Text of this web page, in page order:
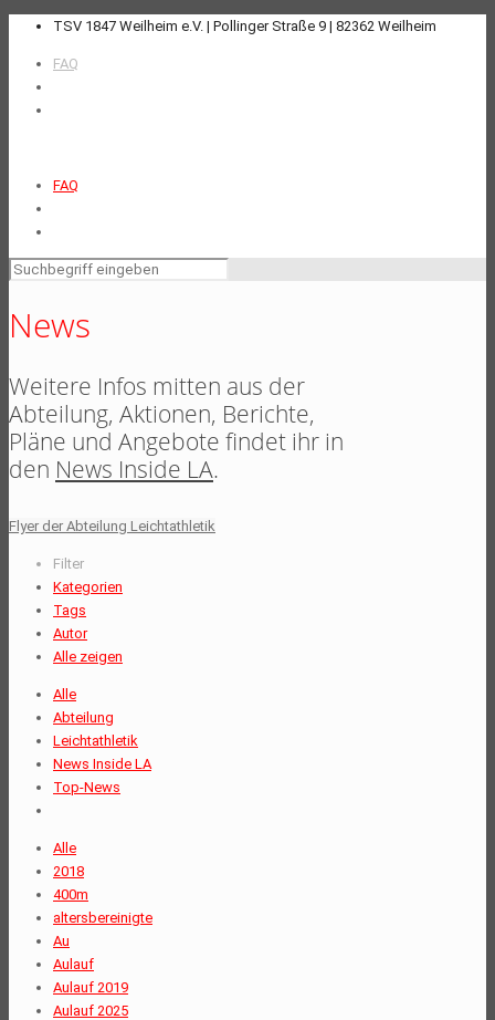
TSV 1847 Weilheim e.V. | Pollinger Straße 9 | 82362 Weilheim
FAQ
FAQ
News
Weitere Infos mitten aus der
Abteilung, Aktionen, Berichte,
Pläne und Angebote findet ihr in
den News Inside LA.
Flyer der Abteilung Leichtathletik
Filter
Kategorien
Tags
Autor
Alle zeigen
Alle
Abteilung
Leichtathletik
News Inside LA
Top-News
Alle
2018
400m
altersbereinigte
Au
Aulauf
Aulauf 2019
Aulauf 2025